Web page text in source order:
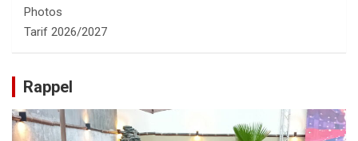
Photos
Tarif 2026/2027
Rappel